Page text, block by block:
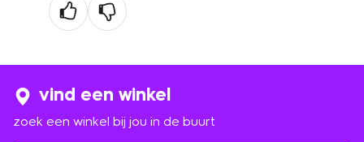
vind een winkel
zoek een winkel bij jou in de buurt